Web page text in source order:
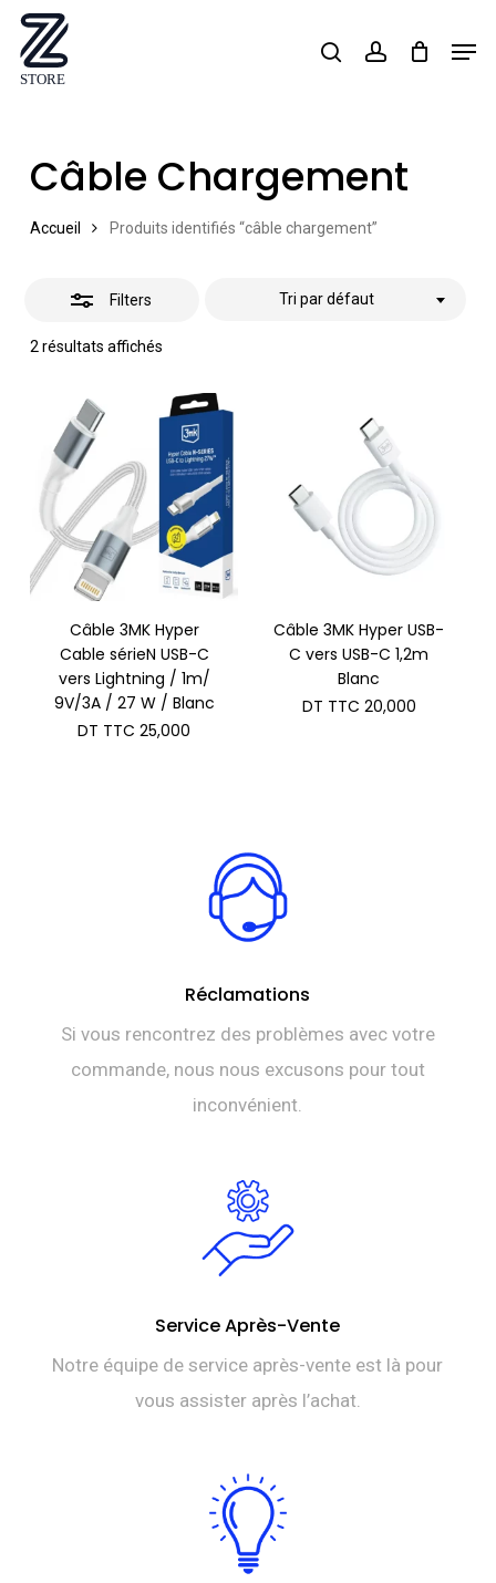
Skip
main
searchaccount
Câble Chargement
Accueil Produits identifiés “câble chargement”
Filters
2 résultats affichés
Tri par défaut
Close
Câble 3MK Hyper
Cable sérieN USB-C
vers Lightning / 1m/
9V/3A / 27 W / Blanc
DT TTC 25,000
Câble 3MK Hyper USB-
C vers USB-C 1,2m
Blanc
DT TTC 20,000
Réclamations
Si vous rencontrez des problèmes avec votre
commande, nous nous excusons pour tout
inconvénient.
Service Après-Vente
Notre équipe de service après-vente est là pour
vous assister après l’achat.